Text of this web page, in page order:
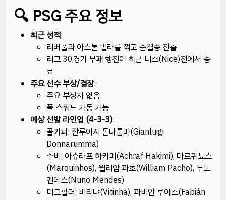
🔍 PSG 주요 정보
최근 성적:
리버풀과 아스톤 빌라를 꺾고 준결승 진출
리그 30경기 무패 행진이 최근 니스(Nice)전에서 종
료 ​
주요 선수 부상/결장:
주요 부상자 없음
풀 스쿼드 가동 가능 ​
예상 선발 라인업 (4-3-3):
골키퍼: 잔루이지 돈나룸마(Gianluigi
Donnarumma)
수비: 아슈라프 하키미(Achraf Hakimi), 마르퀴뇨스
(Marquinhos), 윌리암 파초(William Pacho), 누노
멘데스(Nuno Mendes)
미드필더: 비티냐(Vitinha), 파비안 루이스(Fabián